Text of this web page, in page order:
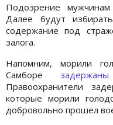
Подозрение
Далее будут
содержание под
залога.
Напомним, морили
Самборе задержаны
Правоохранители
которые морили
добровольно прошел